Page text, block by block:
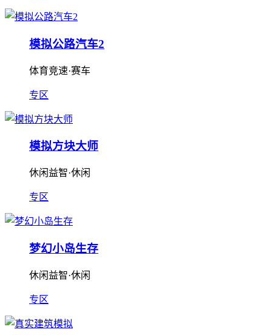
模拟公路汽车2
体育竞速·赛车
专区
模拟方块大师
休闲益智·休闲
专区
梦幻小岛生存
休闲益智·休闲
专区